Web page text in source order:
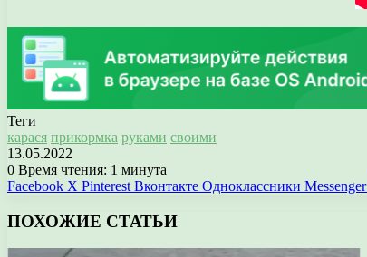
Теги
карася прикормка руками своими
13.05.2022
0 Время чтения: 1 минута
Facebook X Pinterest Вконтакте Одноклассники Messenger
ПОХОЖИЕ СТАТЬИ